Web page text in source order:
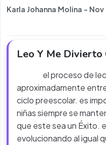
Karla Johanna Molina - Nov
Leo Y Me Divierto
el proceso de
aproximadamente
ciclo preescolar. es
niñas siempre se
que este sea un Éxito.
evolucionando al igual